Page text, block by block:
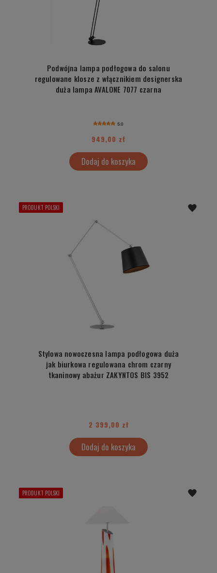
Podwójna lampa podłogowa do salonu
regulowane klosze z włącznikiem designerska
duża lampa AVALONE 7077 czarna
5.0
949,00 zł
Dodaj do koszyka
Stylowa nowoczesna lampa podłogowa duża
jak biurkowa regulowana chrom czarny
tkaninowy abażur ZAKYNTOS BIS 3952
2 399,00 zł
Dodaj do koszyka
PRODUKT POLSKI
PRODUKT POLSKI